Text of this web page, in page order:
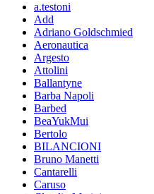
a.testoni
Add
Adriano Goldschmied
Aeronautica
Argesto
Attolini
Ballantyne
Barba Napoli
Barbed
BeaYukMui
Bertolo
BILANCIONI
Bruno Manetti
Cantarelli
Caruso